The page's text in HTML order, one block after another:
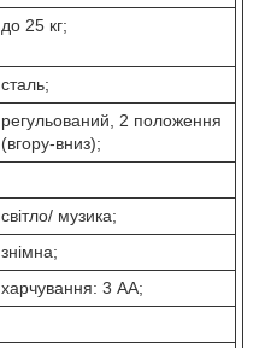
до 25 кг;
сталь;
регульований, 2 положення
(вгору-вниз);
світло/ музика;
знімна;
харчування: 3 АА;